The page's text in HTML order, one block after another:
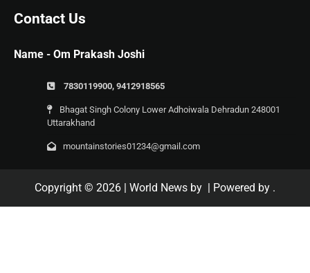
Contact Us
Name - Om Prakash Joshi
7830119900, 9412918565
Bhagat Singh Colony Lower Adhoiwala Dehradun 248001
Uttarakhand
mountainstories01234@gmail.com
Copyright © 2026 | World News by | Powered by .